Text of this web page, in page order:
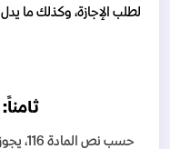
لطلب الإجازة، وكذلك ما يدل
حسب نص